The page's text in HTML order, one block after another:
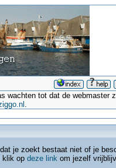
wachten tot dat de
.
je zoekt bestaat niet of je
klik op deze link om jezelf